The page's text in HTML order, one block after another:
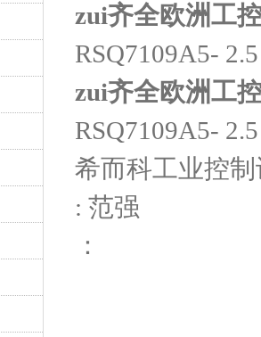
zui齐全欧洲工
RSQ7109A5-
zui齐全欧洲工
RSQ7109A5-
希而科工业控
: 范强
：